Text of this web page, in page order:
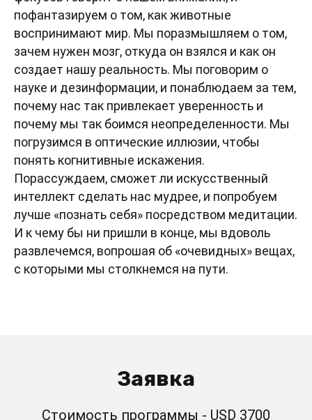
пофантазируем о том, как животные
воспринимают мир. Мы поразмышляем о том,
зачем нужен мозг, откуда он взялся и как он
создает нашу реальность. Мы поговорим о
науке и дезинформации, и понаблюдаем за тем,
почему нас так привлекает уверенность и
почему мы так боимся неопределенности. Мы
погрузимся в оптические иллюзии, чтобы
понять когнитивные искажения.
Порассуждаем, сможет ли искусственный
интеллект сделать нас мудрее, и попробуем
лучше «познать себя» посредством медитации.
И к чему бы ни пришли в конце, мы вдоволь
развлечемся, вопрошая об «очевидных» вещах,
с которыми мы столкнемся на пути.
Заявка
Стоимость программы - USD 3700